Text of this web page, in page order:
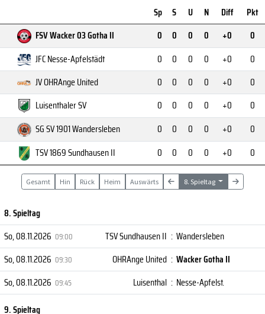
Sp S U N Diff
Pkt
FSV Wacker 03 Gotha II
0 0 0 0 +0
0
JFC Nesse-Apfelstädt
0 0 0 0 +0
0
JV OHRAnge United
0 0 0 0 +0
0
Luisenthaler SV
0 0 0 0 +0
0
SG SV 1901 Wandersleben
0 0 0 0 +0
0
TSV 1869 Sundhausen II
0 0 0 0 +0 0
Gesamt Hin Rück Heim Auswärts 8. Spieltag
8. Spieltag
So, 08.11.2026 09:00 TSV Sundhausen II : Wandersleben
So, 08.11.2026 09:30 OHRAnge United : Wacker Gotha II
So, 08.11.2026 09:45 Luisenthal : Nesse-Apfelst.
9. Spieltag